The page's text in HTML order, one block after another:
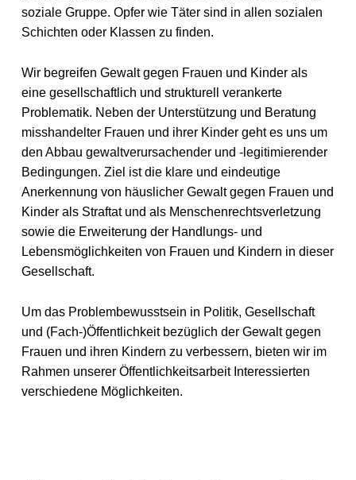
soziale Gruppe. Opfer wie Täter sind in allen sozialen
Schichten oder Klassen zu finden.
Wir begreifen Gewalt gegen Frauen und Kinder als
eine gesellschaftlich und strukturell verankerte
Problematik. Neben der Unterstützung und Beratung
misshandelter Frauen und ihrer Kinder geht es uns um
den Abbau gewaltverursachender und -legitimierender
Bedingungen. Ziel ist die klare und eindeutige
Anerkennung von häuslicher Gewalt gegen Frauen und
Kinder als Straftat und als Menschenrechtsverletzung
sowie die Erweiterung der Handlungs- und
Lebensmöglichkeiten von Frauen und Kindern in dieser
Gesellschaft.
Um das Problembewusstsein in Politik, Gesellschaft
und (Fach-)Öffentlichkeit bezüglich der Gewalt gegen
Frauen und ihren Kindern zu verbessern, bieten wir im
Rahmen unserer Öffentlichkeitsarbeit Interessierten
verschiedene Möglichkeiten.